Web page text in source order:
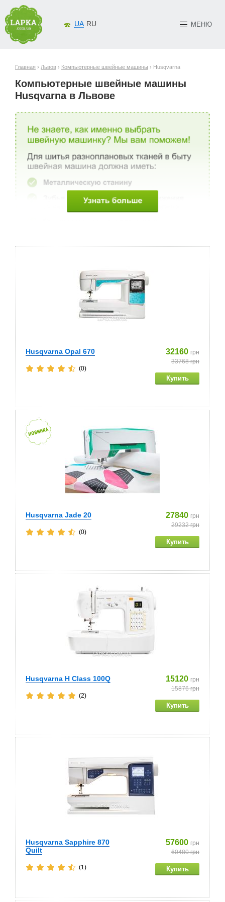
МЕНЮ
UA RU
Главная › Львов › Компьютерные швейные машины › Husqvarna
Компьютерные швейные машины
Husqvarna в Львове
Husqvarna Opal 670 32160 грн
33768грн
(0)
Husqvarna Jade 20 27840 грн
29232грн
(0)
Husqvarna H Class 100Q 15120 грн
15876грн
(2)
Husqvarna Sapphire 870
Quilt
57600 грн
60480грн
(1)